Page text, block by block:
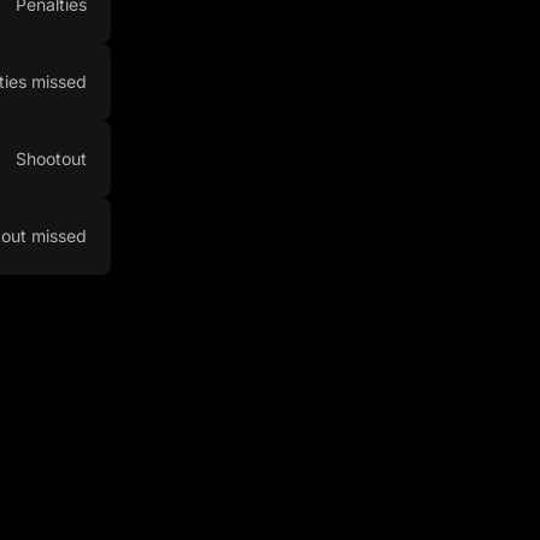
Penalties
missed
Shootout
missed